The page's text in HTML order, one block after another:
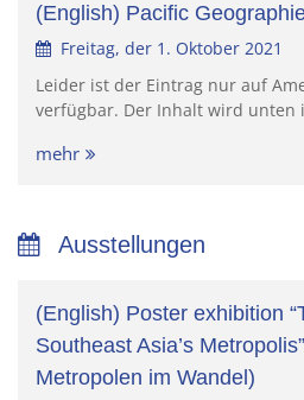
(English) Pacific
Freitag, der 1. Oktober 2021
Leider ist der Eintrag nur auf
verfügbar. Der Inhalt wird unten
mehr
Ausstellungen
(English) Poster exhibition
Southeast Asia’s
Metropolen im Wandel)